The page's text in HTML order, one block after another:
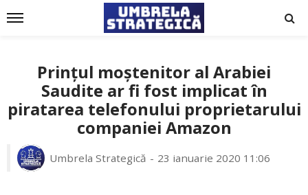
Prințul moștenitor al Arabiei
Saudite ar fi fost implicat în
piratarea telefonului proprietarului
companiei Amazon
Umbrela Strategică 23 ianuarie 2020 11:06